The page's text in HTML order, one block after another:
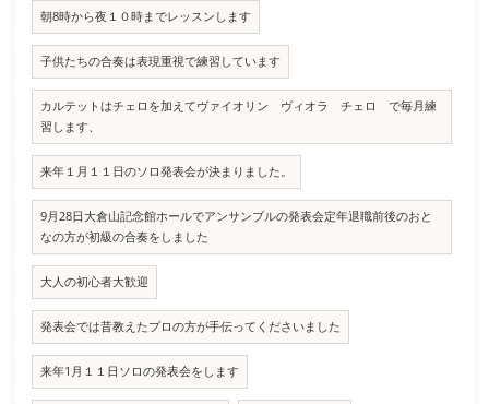
朝8時から夜１０時までレッスンします
子供たちの合奏は表現重視で練習しています
カルテットはチェロを加えてヴァイオリン ヴィオラ チェロ で毎月練
習します、
来年１月１１日のソロ発表会が決まりました。
9月28日大倉山記念館ホールでアンサンブルの発表会定年退職前後のおと
なの方が初級の合奏をしました
大人の初心者大歓迎
発表会では昔教えたプロの方が手伝ってくださいました
来年1月１１日ソロの発表会をします